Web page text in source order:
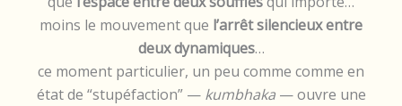
moins le mouvement que l’arrêt silencieux entre
deux dynamiques…
ce moment particulier, un peu comme comme en
état de “stupéfaction” — kumbhaka— ouvre une